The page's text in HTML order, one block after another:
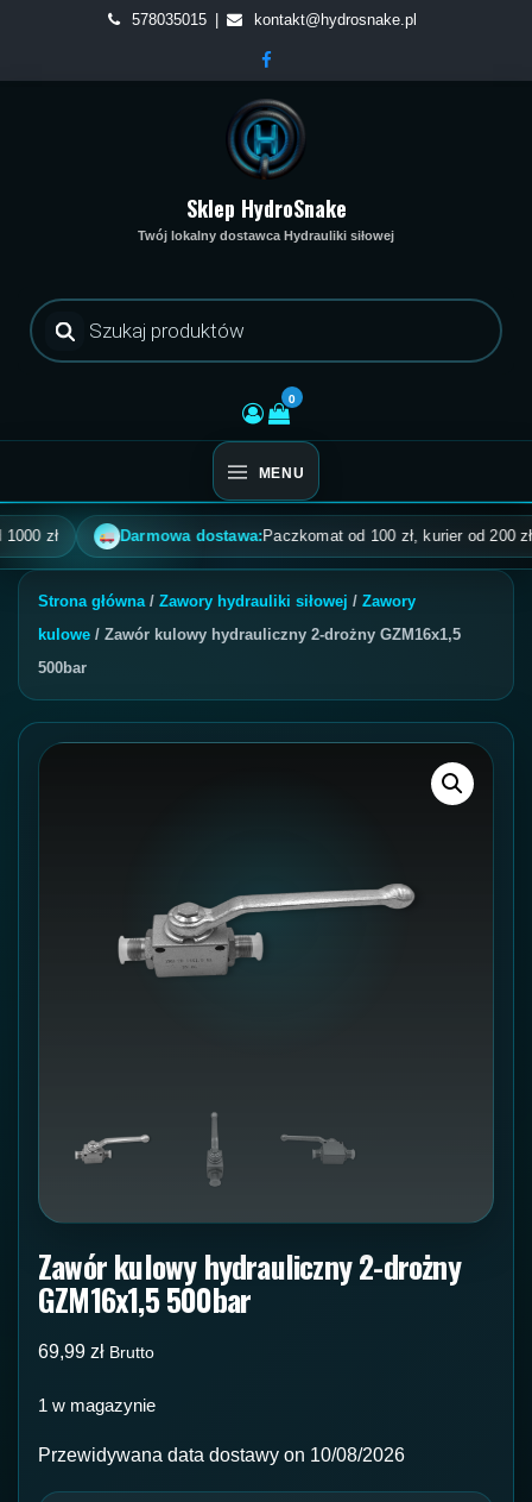
content
578035015 kontakt@hydrosnake.pl
Sklep HydroSnake
Twój lokalny dostawca Hydrauliki siłowej
Wyszukiwarka
produktów
0
MENU
zł Darmowa dostawa:Paczkomat od 100 zł, kurier od 200 zł,
Strona główna/ Zawory hydrauliki siłowej / Zawory
kulowe / Zawór kulowy hydrauliczny 2-drożny GZM16x1,5
500bar
Zawór kulowy hydrauliczny 2-drożny
GZM16x1,5 500bar
69,99 zł Brutto
1 w magazynie
Przewidywana data dostawy on 10/08/2026